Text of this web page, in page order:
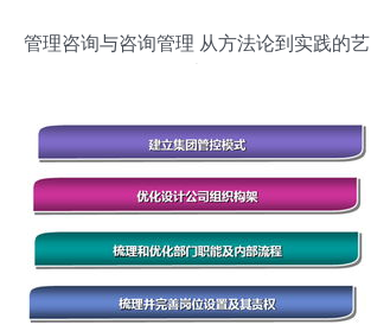
管理咨询与咨询管理 从方法论到实践的艺